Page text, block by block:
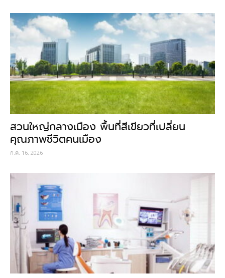
สวนใหญ่กลางเมือง พื้นที่สีเขียวที่เปลี่ยน
คุณภาพชีวิตคนเมือง
ก.ค. 16, 2026